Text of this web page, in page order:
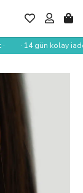
· 14 gün kolay iade ·